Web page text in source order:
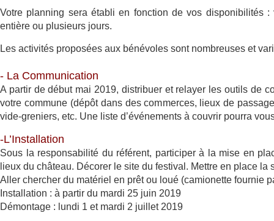
Votre planning sera établi en fonction de vos disponibilités
entière ou plusieurs jours.
Les activités proposées aux bénévoles sont nombreuses et
- La Communication
A partir de début mai 2019, distribuer et relayer les outils de
votre commune (dépôt dans des commerces, lieux de
vide-greniers, etc. Une liste d’événements à couvrir pourra
-L’Installation
Sous la responsabilité du référent, participer à la mise en
lieux du château. Décorer le site du festival. Mettre en place la
Aller chercher du matériel en prêt ou loué (camionette fournie
Installation : à partir du mardi 25 juin 2019
Démontage : lundi 1 et mardi 2 juillet 2019